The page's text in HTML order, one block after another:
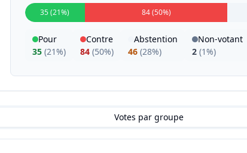
35 (21%) 84 (50%)
Pour
35 (21%)
Contre
84 (50%)
Abstention
46 (28%)
Non-votant
2 (1%)
Votes par groupe